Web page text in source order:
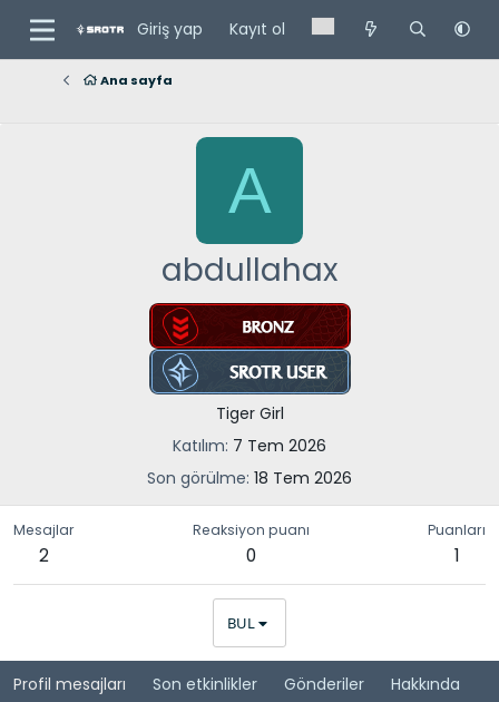
Giriş yap Kayıt ol
Ana sayfa
A
abdullahax
Tiger Girl
Katılım 7 Tem 2026
Son görülme 18 Tem 2026
Mesajlar
2
Reaksiyon puanı
0
Puanları
1
BUL
Profil mesajları Son etkinlikler Gönderiler Hakkında